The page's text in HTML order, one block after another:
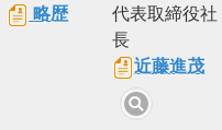
略歴
代表取締役社
長
近藤進茂